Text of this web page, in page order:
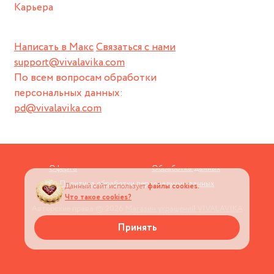
Написать в МаксСвязаться с нами
support@vivalavika.com
По всем вопросам обработки
персональных данных:
pd@vivalavika.com
Карьера
Оферта
Обработка данных
Политика обработки персональных данных
Данный сайт используетфайлы cookies.
Что такое cookies?
Принять